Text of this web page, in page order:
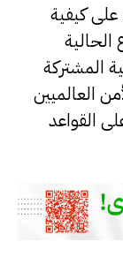
كيفية
المشتركة
العالميين
القواعد